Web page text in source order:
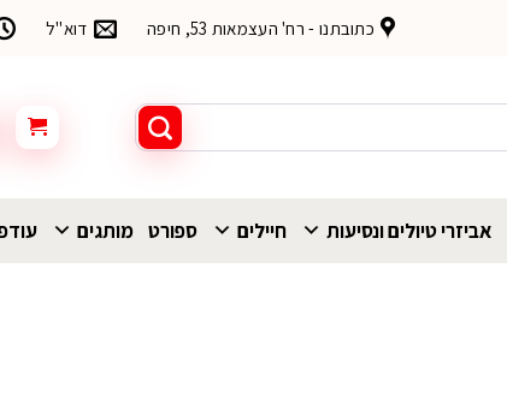
כתובתנו - רח' העצמאות 53, חיפה דוא"ל
אביזרי טיולים ונסיעות חיילים ספורט מותגים